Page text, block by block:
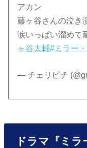
アカン
藤ヶ谷さんの泣き
涙いっぱい溜めて
ヶ谷太輔#ミラー
— チェリピチ
ドラマ『ミ